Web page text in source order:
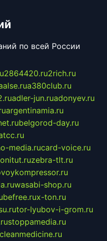
по всей России
2864420.ru2rich.ru
a380club.ru
adler-jun.ruadonyev.ru
argentinamia.ru
belgorod-day.ru
media.rucard-voice.ru
zebra-tlt.ru
wasabi-shop.ru
x-ton.ru
tor-lyubov-i-grom.ru
stoppamedia.ru
cleanmedicine.ru